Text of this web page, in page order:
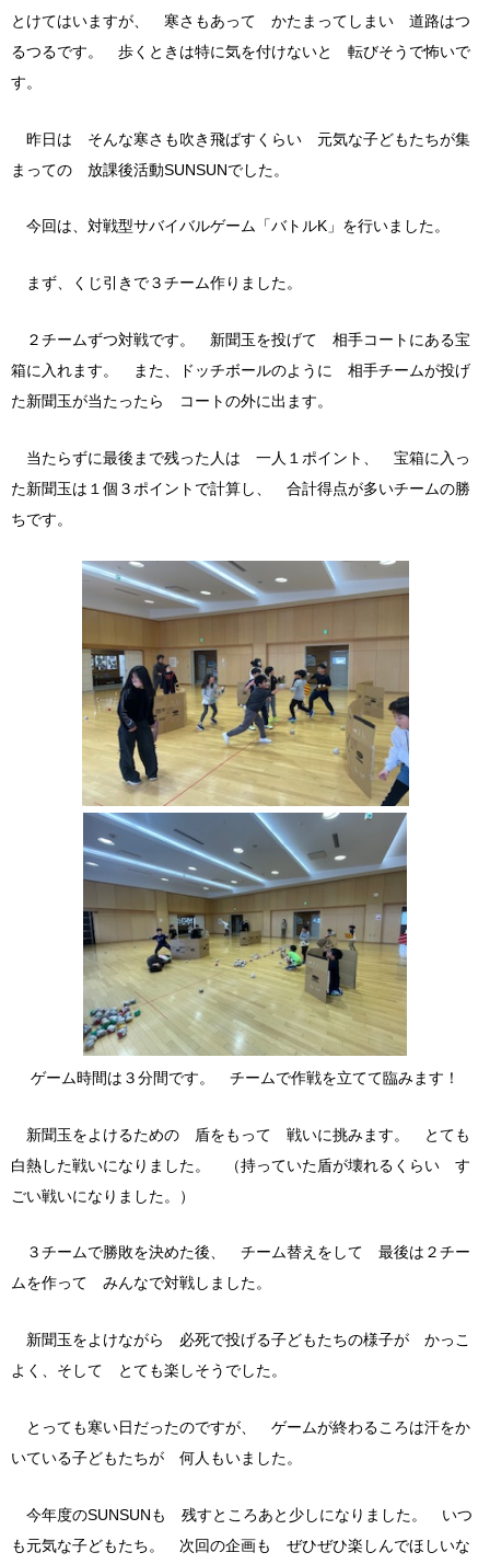
とけてはいますが、 寒さもあって かたまってしまい 道路はつ
るつるです。 歩くときは特に気を付けないと 転びそうで怖いで
す。
昨日は そんな寒さも吹き飛ばすくらい 元気な子どもたちが集
まっての 放課後活動SUNSUNでした。
今回は、対戦型サバイバルゲーム「バトルK」を行いました。
まず、くじ引きで３チーム作りました。
２チームずつ対戦です。 新聞玉を投げて 相手コートにある宝
箱に入れます。 また、ドッチボールのように 相手チームが投げ
た新聞玉が当たったら コートの外に出ます。
当たらずに最後まで残った人は 一人１ポイント、 宝箱に入っ
た新聞玉は１個３ポイントで計算し、 合計得点が多いチームの勝
ちです。
ゲーム時間は３分間です。 チームで作戦を立てて臨みます！
新聞玉をよけるための 盾をもって 戦いに挑みます。 とても
白熱した戦いになりました。 （持っていた盾が壊れるくらい す
ごい戦いになりました。）
３チームで勝敗を決めた後、 チーム替えをして 最後は２チー
ムを作って みんなで対戦しました。
新聞玉をよけながら 必死で投げる子どもたちの様子が かっこ
よく、そして とても楽しそうでした。
とっても寒い日だったのですが、 ゲームが終わるころは汗をか
いている子どもたちが 何人もいました。
今年度のSUNSUNも 残すところあと少しになりました。 いつ
も元気な子どもたち。 次回の企画も ぜひぜひ楽しんでほしいな